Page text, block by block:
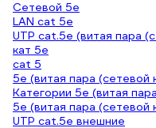
Сетевой 5е
LAN cat 5e
UTP cat.5e (витая пара
кат 5е
cat 5
5е (витая пара (сетевой
Категории 5е (витая
5е (витая пара (сетевой
UTP cat.5e внешние